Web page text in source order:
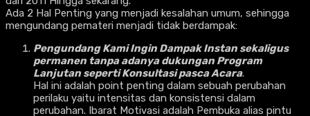
Ada 2 Hal Penting yang menjadi kesalahan umum, sehingga
mengundang pemateri menjadi tidak berdampak:
Pengundang Kami Ingin Dampak Instan sekaligus
permanen tanpa adanya dukungan Program
Lanjutan seperti Konsultasi pasca Acara.
Hal ini adalah point penting dalam sebuah perubahan
perilaku yaitu intensitas dan konsistensi dalam
perubahan. Ibarat Motivasi adalah Pembuka alias pintu